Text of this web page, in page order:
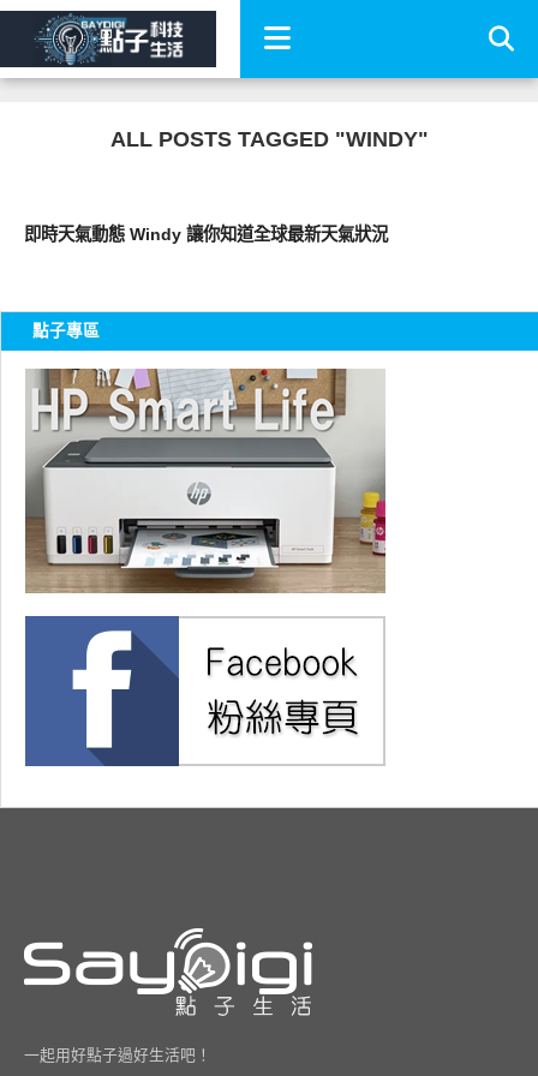
ALL POSTS TAGGED "WINDY"
即時天氣動態 Windy 讓你知道全球最新天氣狀況
點子專區
一起用好點子過好生活吧！